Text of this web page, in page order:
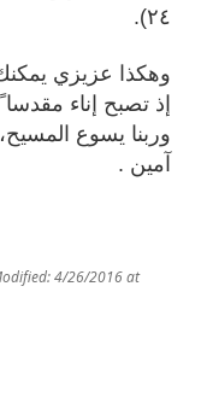
٢٤).
وهكذا عزيزي
إذ تصبح إناء
وربنا يسوع المسيح،
آمين .
4/26/2016 at